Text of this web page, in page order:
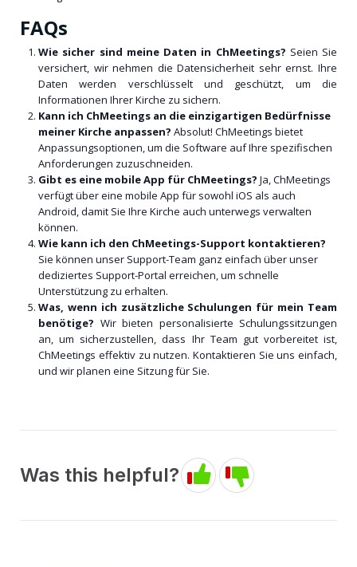
FAQs
Wie sicher sind meine Daten in ChMeetings? Seien Sie
versichert, wir nehmen die Datensicherheit sehr ernst. Ihre
Daten werden verschlüsselt und geschützt, um die
Informationen Ihrer Kirche zu sichern.
Kann ich ChMeetings an die einzigartigen Bedürfnisse
meiner Kirche anpassen? Absolut! ChMeetings bietet
Anpassungsoptionen, um die Software auf Ihre spezifischen
Anforderungen zuzuschneiden.
Gibt es eine mobile App für ChMeetings? Ja, ChMeetings
verfügt über eine mobile App für sowohl iOS als auch
Android, damit Sie Ihre Kirche auch unterwegs verwalten
können.
Wie kann ich den ChMeetings-Support kontaktieren?
Sie können unser Support-Team ganz einfach über unser
dediziertes Support-Portal erreichen, um schnelle
Unterstützung zu erhalten.
Was, wenn ich zusätzliche Schulungen für mein Team
benötige? Wir bieten personalisierte Schulungssitzungen
an, um sicherzustellen, dass Ihr Team gut vorbereitet ist,
ChMeetings effektiv zu nutzen. Kontaktieren Sie uns einfach,
und wir planen eine Sitzung für Sie.
Was this helpful?